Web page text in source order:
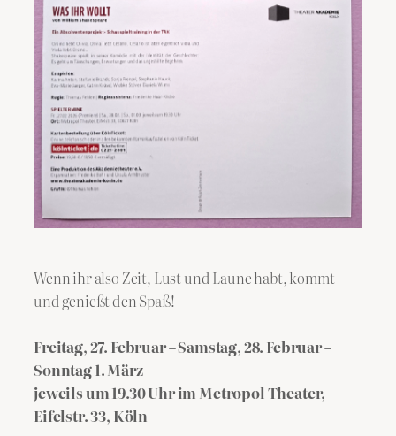
Wenn ihr also Zeit, Lust und Laune habt, kommt
und genießt den Spaß!
Freitag, 27. Februar – Samstag, 28. Februar –
Sonntag 1. März
jeweils um 19.30 Uhr im Metropol Theater,
Eifelstr. 33, Köln